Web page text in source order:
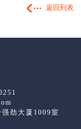
返回列表
劲大厦1009室